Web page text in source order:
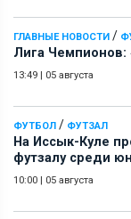
ГЛАВНЫЕ НОВОСТИ /
Лига Чемпионов:
13:49 | 05 августа
ФУТБОЛ / ФУТЗАЛ
На Иссык-Куле
футзалу среди
10:00 | 05 августа